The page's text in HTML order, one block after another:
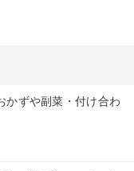
かずや副菜・付け合わ